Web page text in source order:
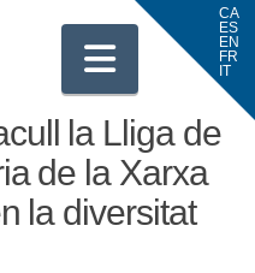
la Lliga de
de la Xarxa
la diversitat